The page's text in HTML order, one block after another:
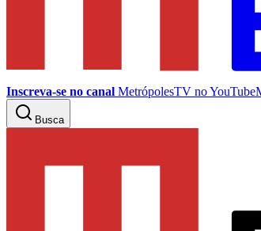
Inscreva-se no canal MetrópolesTV noYouTube
Busca